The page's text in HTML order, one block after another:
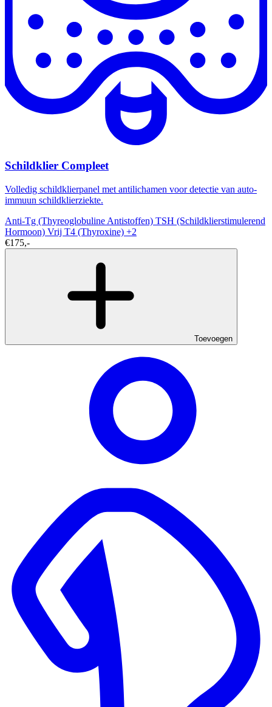
Schildklier Compleet
Volledig schildklierpanel met antilichamen voor detectie van auto-
immuun schildklierziekte.
Anti-Tg (Thyreoglobuline Antistoffen) TSH (Schildklierstimulerend
Hormoon) Vrij T4 (Thyroxine) +2
€175,-
Toevoegen